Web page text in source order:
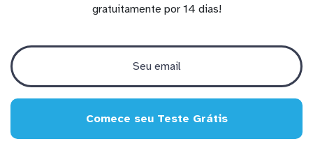
gratuitamente por 14 dias!
Comece seu Teste Grátis